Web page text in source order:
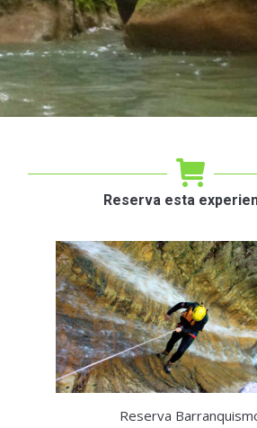
Reserva esta
Reserva